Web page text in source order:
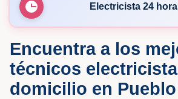
Electricista 24
💡 Elias & Sons Electricians
Encuentra a los
técnicos
domicilio en Pueblo